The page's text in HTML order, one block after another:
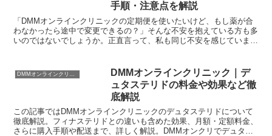
手順・注意点を解説
「DMMオンラインクリニックの定期便を使いたいけど、もし薬が合
わなかったら途中で変更できるの？」そんな不安を抱えている方も多
いのではないでしょうか。正直言って、私も同じ不安を感じていまし
DMMオンラインクリニック｜デ
ュタステリドの料金や効果など徹
底解説
この記事ではDMMオンラインクリニックのデュタステリドについて
徹底解説。フィナステリドとの違いも含めた効果、月額・定額料金、
さらに購入手順や配送まで、詳しく解説。DMMオンクリでデュタス